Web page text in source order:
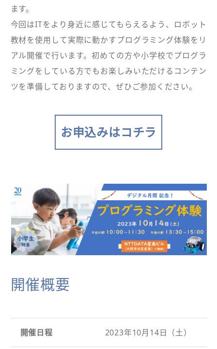
ます。
今回はITをより身近に感じてもらえるよう、ロボット
教材を使用して実際に動かすプログラミング体験をリ
アル開催で行います。初めての方や小学校でプログラ
ミングをしている方でもお楽しみいただけるコンテン
ツを準備しておりますので、ぜひご参加ください。
お申込みはコチラ
開催概要
開催日程 2023年10月14日（土）